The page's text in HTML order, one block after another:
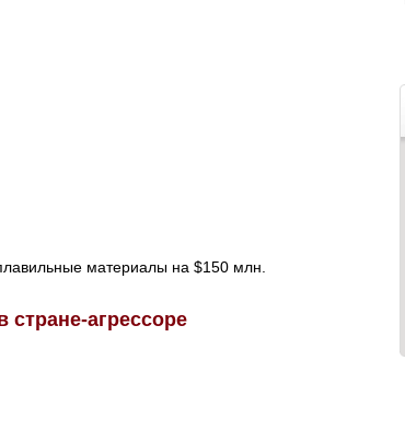
материалы на $150 млн.
стране-агрессоре